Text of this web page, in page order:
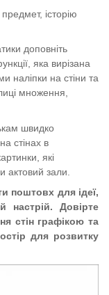
предмет, історію
доповніть
яка вирізана
наліпки на стіни та
множення,
швидко
стінах в
які
актовий зали.
поштовх для ідеї,
настрій. Довірте
стін графікою та
для розвитку